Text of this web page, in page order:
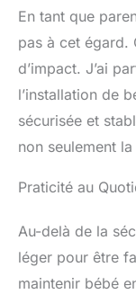
En tant que
pas à cet égard.
d’impact. J’ai
l’installation de
sécurisée et
non seulement
Praticité au
Au-delà de la
léger pour être
maintenir bébé